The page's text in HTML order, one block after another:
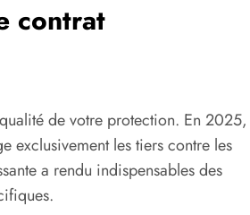
contrat
de votre protection. En 2025,
exclusivement les tiers contre les
a rendu indispensables des